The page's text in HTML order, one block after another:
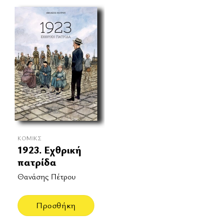
ΚΌΜΙΚΣ
1923. Εχθρική
πατρίδα
Θανάσης Πέτρου
Προσθήκη